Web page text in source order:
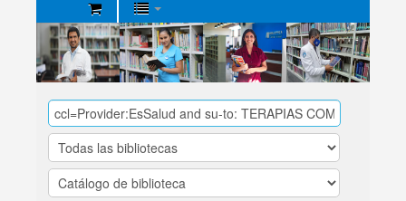
Biblioteca
Central
EsSalud